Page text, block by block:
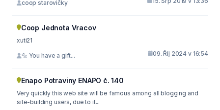
coop starovičky
Coop Jednota Vracov
xuti21
🔩 You have a gift... 09. Říj 2024 v 16:54
Enapo Potraviny ENAPO č. 140
Very quickly this web site will be famous among all blogging and
site-building users, due to it...